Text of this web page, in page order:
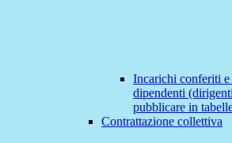
Incarichi conferiti e
dipendenti
pubblicare in
Contrattazione collettiva